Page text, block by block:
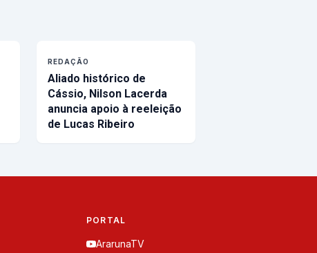
REDAÇÃO
Aliado histórico de
Cássio, Nilson Lacerda
anuncia apoio à reeleição
de Lucas Ribeiro
PORTAL
ArarunaTV